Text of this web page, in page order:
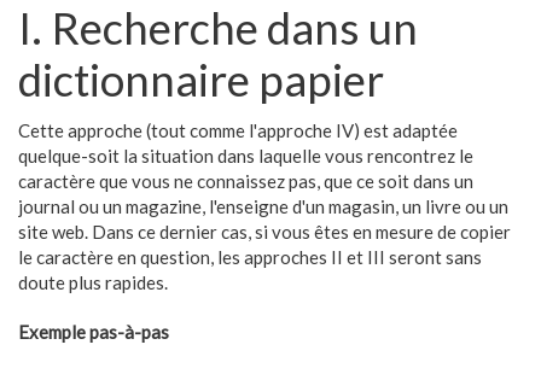
I. Recherche dans un
dictionnaire papier
Cette approche (tout comme l'approche IV) est adaptée
quelque-soit la situation dans laquelle vous rencontrez le
caractère que vous ne connaissez pas, que ce soit dans un
journal ou un magazine, l'enseigne d'un magasin, un livre ou un
site web. Dans ce dernier cas, si vous êtes en mesure de copier
le caractère en question, les approches II et III seront sans
doute plus rapides.
Exemple pas-à-pas